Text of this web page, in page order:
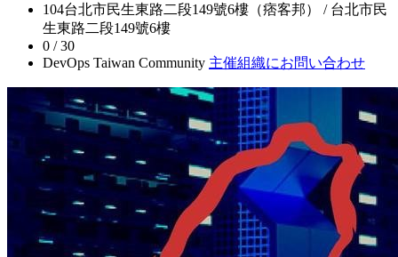
104台北市民生東路二段149號6樓（痞客邦） / 台北市民
生東路二段149號6樓
0 / 30
DevOps Taiwan Community 主催組織にお問い合わせ